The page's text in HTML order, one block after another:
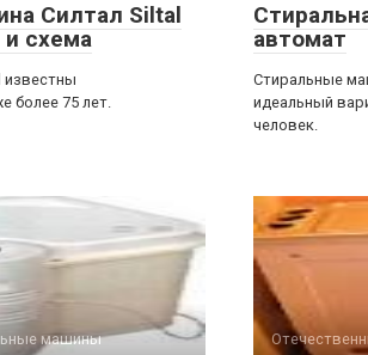
Силтал Siltal
и схема
более 75 лет.
автомат
Стиральные
идеальный
человек.
машины